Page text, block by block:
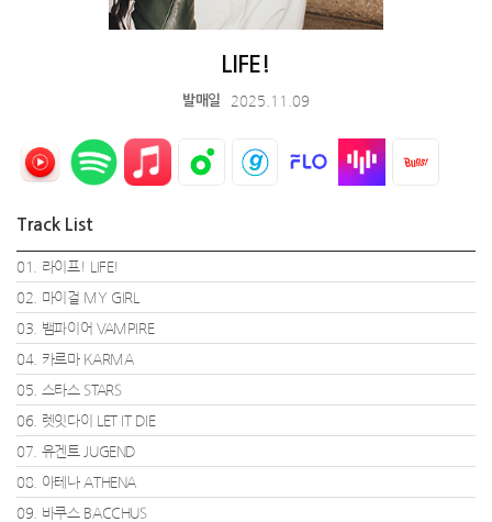
LIFE!
발매일 2025.11.09
Track List
01. 라이프! LIFE!
02. 마이걸 MY GIRL
03. 뱀파이어 VAMPIRE
04. 카르마 KARMA
05. 스타스 STARS
06. 렛잇다이 LET IT DIE
07. 유겐트 JUGEND
08. 아테나 ATHENA
09. 바쿠스 BACCHUS